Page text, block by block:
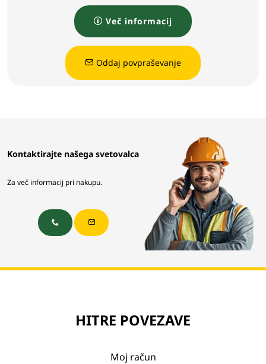
Več informacij
Oddaj povpraševanje
Kontaktirajte našega svetovalca
Za več informacij pri nakupu.
HITRE POVEZAVE
Moj račun